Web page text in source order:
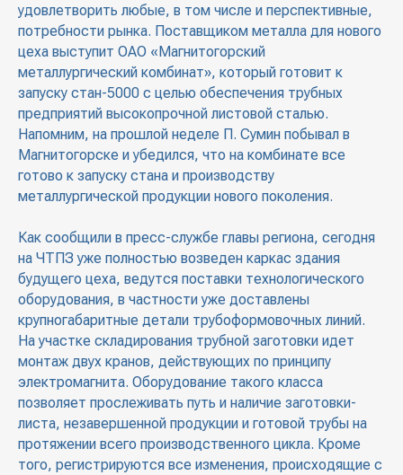
удовлетворить любые, в том числе и перспективные,
потребности рынка. Поставщиком металла для нового
цеха выступит ОАО «Магнитогорский
металлургический комбинат», который готовит к
запуску стан-5000 с целью обеспечения трубных
предприятий высокопрочной листовой сталью.
Напомним, на прошлой неделе П. Сумин побывал в
Магнитогорске и убедился, что на комбинате все
готово к запуску стана и производству
металлургической продукции нового поколения.
Как сообщили в пресс-службе главы региона, сегодня
на ЧТПЗ уже полностью возведен каркас здания
будущего цеха, ведутся поставки технологического
оборудования, в частности уже доставлены
крупногабаритные детали трубоформовочных линий.
На участке складирования трубной заготовки идет
монтаж двух кранов, действующих по принципу
электромагнита. Оборудование такого класса
позволяет прослеживать путь и наличие заготовки-
листа, незавершенной продукции и готовой трубы на
протяжении всего производственного цикла. Кроме
того, регистрируются все изменения, происходящие с